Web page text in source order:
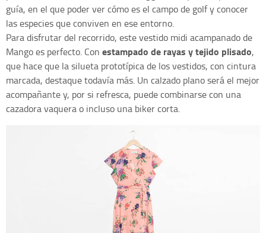
guía, en el que poder ver cómo es el campo de golf y conocer
las especies que conviven en ese entorno.
Para disfrutar del recorrido, este vestido midi acampanado de
Mango es perfecto. Con estampado de rayas y tejido plisado,
que hace que la silueta prototípica de los vestidos, con cintura
marcada, destaque todavía más. Un calzado plano será el mejor
acompañante y, por si refresca, puede combinarse con una
cazadora vaquera o incluso una biker corta.